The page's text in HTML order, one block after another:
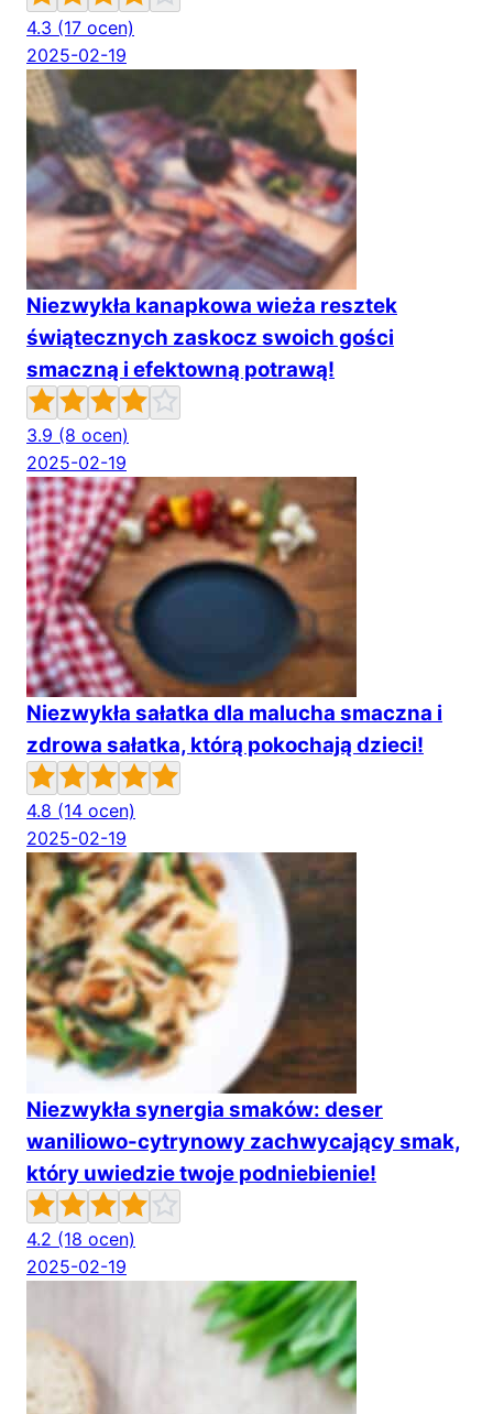
4.3 (17 ocen)
2025-02-19
Niezwykła kanapkowa wieża resztek
świątecznych zaskocz swoich gości
smaczną i efektowną potrawą!
3.9 (8 ocen)
2025-02-19
Niezwykła sałatka dla malucha smaczna i
zdrowa sałatka, którą pokochają dzieci!
4.8 (14 ocen)
2025-02-19
Niezwykła synergia smaków: deser
waniliowo-cytrynowy zachwycający smak,
który uwiedzie twoje podniebienie!
4.2 (18 ocen)
2025-02-19